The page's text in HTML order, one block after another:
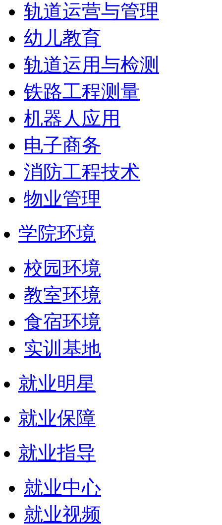
轨道运营与管理
幼儿教育
轨道运用与检测
铁路工程测量
机器人应用
电子商务
消防工程技术
物业管理
学院环境
校园环境
教室环境
食宿环境
实训基地
就业明星
就业保障
就业指导
就业中心
就业视频